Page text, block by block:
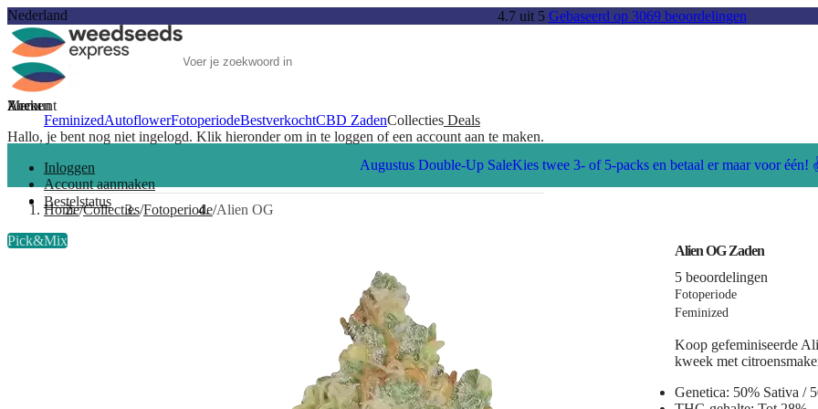
Nederland 4.7 uit5 Gebaseerd op 3069 beoordelingen
Account
Hallo, je bent nog niet ingelogd. Klik hieronder om in te loggen of een account aan te maken.
Inloggen
Account aanmaken
Bestelstatus
Menu
Zoeken
FeminizedAutoflowerFotoperiodeBestverkochtCBD ZadenCollecties Deals
Augustus Double-Up SaleKies twee 3- of 5-packs en betaal er maar voor één!
Home Collecties Fotoperiode Alien OG
Alien OG Zaden
5 beoordelingen
Fotoperiode
Feminized
Koop gefeminiseerde
kweek met
Genetica: 50% Sativa /
Pick&Mix